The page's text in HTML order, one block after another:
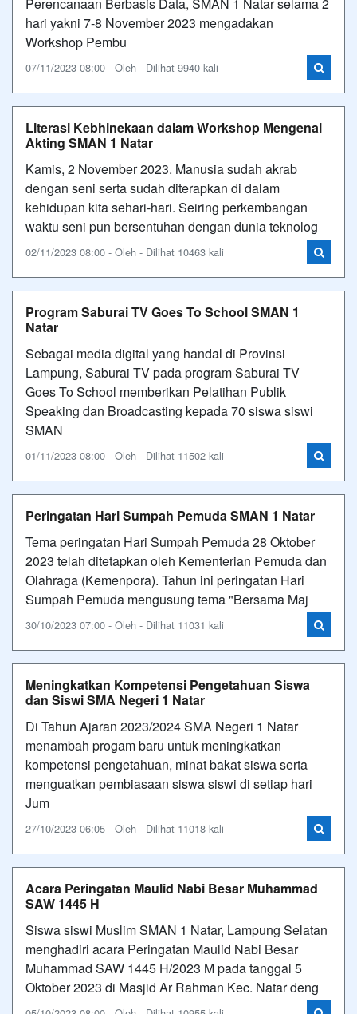
hari yakni 7-8 November 2023 mengadakan
Workshop Pembu
07/11/2023 08:00 - Oleh - Dilihat 9940 kali
Literasi Kebhinekaan dalam Workshop Mengenai
Akting SMAN 1 Natar
Kamis, 2 November 2023. Manusia sudah akrab
dengan seni serta sudah diterapkan di dalam
kehidupan kita sehari-hari. Seiring perkembangan
waktu seni pun bersentuhan dengan dunia teknolog
02/11/2023 08:00 - Oleh - Dilihat 10463 kali
Program Saburai TV Goes To School SMAN 1
Natar
Sebagai media digital yang handal di Provinsi
Lampung, Saburai TV pada program Saburai TV
Goes To School memberikan Pelatihan Publik
Speaking dan Broadcasting kepada 70 siswa siswi
SMAN
01/11/2023 08:00 - Oleh - Dilihat 11502 kali
Peringatan Hari Sumpah Pemuda SMAN 1 Natar
Tema peringatan Hari Sumpah Pemuda 28 Oktober
2023 telah ditetapkan oleh Kementerian Pemuda dan
Olahraga (Kemenpora). Tahun ini peringatan Hari
Sumpah Pemuda mengusung tema "Bersama Maj
30/10/2023 07:00 - Oleh - Dilihat 11031 kali
Meningkatkan Kompetensi Pengetahuan Siswa
dan Siswi SMA Negeri 1 Natar
Di Tahun Ajaran 2023/2024 SMA Negeri 1 Natar
menambah progam baru untuk meningkatkan
kompetensi pengetahuan, minat bakat siswa serta
menguatkan pembiasaan siswa siswi di setiap hari
Jum
27/10/2023 06:05 - Oleh - Dilihat 11018 kali
Acara Peringatan Maulid Nabi Besar Muhammad
SAW 1445 H
Siswa siswi Muslim SMAN 1 Natar, Lampung Selatan
menghadiri acara Peringatan Maulid Nabi Besar
Muhammad SAW 1445 H/2023 M pada tanggal 5
Oktober 2023 di Masjid Ar Rahman Kec. Natar deng